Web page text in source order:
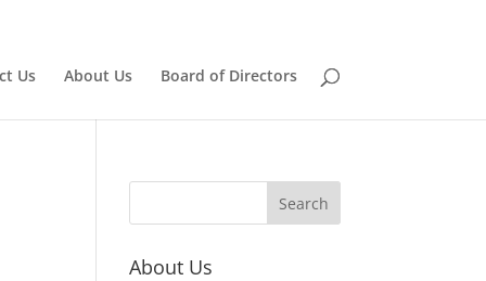
Us About Us Board of Directors
About Us